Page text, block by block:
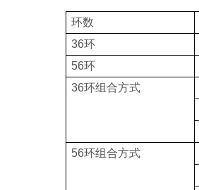
环数
36环
56环
36环组合方式
56环组合方式